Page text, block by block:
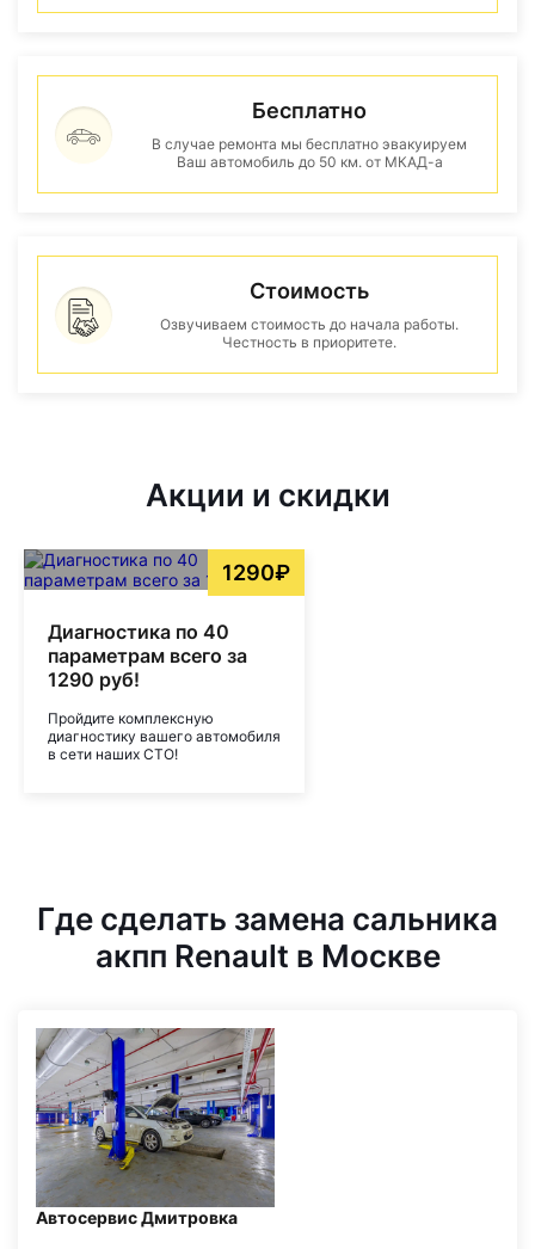
Бесплатно
В случае ремонта мы бесплатно эвакуируем
Ваш автомобиль до 50 км. от МКАД-а
Стоимость
Озвучиваем стоимость до начала работы.
Честность в приоритете.
Акции и скидки
1290₽
Диагностика по 40
параметрам всего за
1290 руб!
Пройдите комплексную
диагностику вашего автомобиля
в сети наших СТО!
Где сделать замена сальника
акпп Renault в Москве
Автосервис Дмитровка